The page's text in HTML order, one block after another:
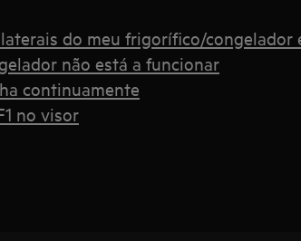
do meu frigorífico/congelador
não está a funcionar
continuamente
no visor